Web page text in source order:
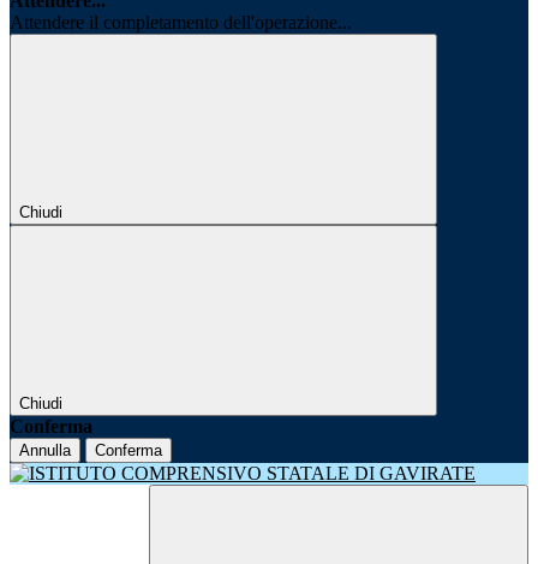
Attendere il completamento dell'operazione...
Chiudi
Chiudi
Conferma
Annulla Conferma